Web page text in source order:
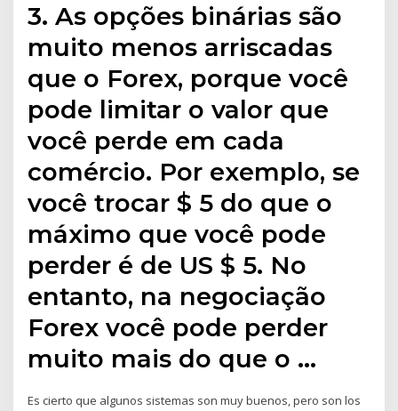
3. As opções binárias são
muito menos arriscadas
que o Forex, porque você
pode limitar o valor que
você perde em cada
comércio. Por exemplo, se
você trocar $ 5 do que o
máximo que você pode
perder é de US $ 5. No
entanto, na negociação
Forex você pode perder
muito mais do que o …
Es cierto que algunos sistemas son muy buenos, pero son los